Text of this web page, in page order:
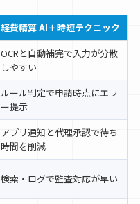
経費精算 AI＋時短テクニック
OCRと自動補完で入力が分散
しやすい
ルール判定で申請時点にエラ
ー提示
アプリ通知と代理承認で待ち
時間を削減
検索・ログで監査対応が早い